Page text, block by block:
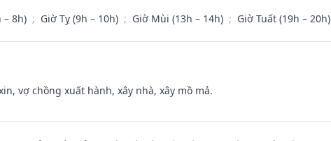
– 8h) ; Giờ Tỵ (9h – 10h) ; Giờ Mùi (13h – 14h) ; Giờ Tuất (19h – 20h)
vợ chồng xuất hành, xây nhà, xây mồ mả.